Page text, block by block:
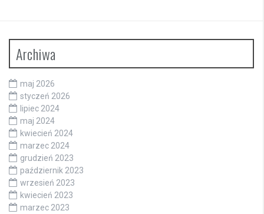
Archiwa
maj 2026
styczeń 2026
lipiec 2024
maj 2024
kwiecień 2024
marzec 2024
grudzień 2023
październik 2023
wrzesień 2023
kwiecień 2023
marzec 2023